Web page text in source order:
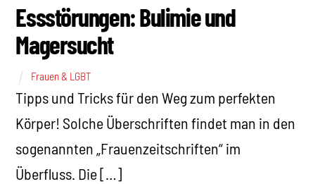
Essstörungen: Bulimie und
Magersucht
Frauen & LGBT
Tipps und Tricks für den Weg zum perfekten
Körper! Solche Überschriften findet man in den
sogenannten „Frauenzeitschriften“ im
Überfluss. Die […]